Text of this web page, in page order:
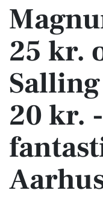
25 kr.
20 kr.